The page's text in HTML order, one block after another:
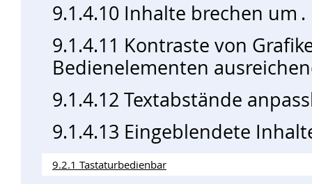
9.1.4.10 Inhalte brechen um
9.1.4.11 Kontraste von
Bedienelementen
9.1.4.12 Textabstände
9.1.4.13 Eingeblendete
9.2.1 Tastaturbedienbar